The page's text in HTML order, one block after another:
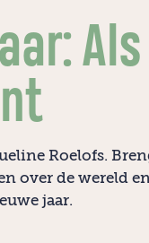
Als
Roelofs.
over de wereld
jaar.